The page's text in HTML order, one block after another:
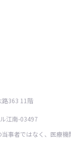
路363 11階
江南-03497
事者ではなく、医療